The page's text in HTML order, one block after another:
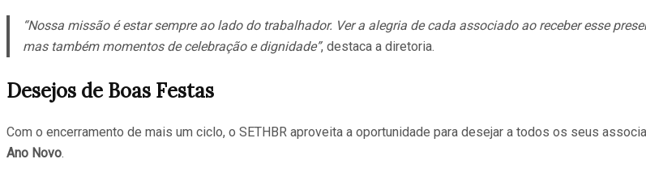
“Nossa missão é estar sempre ao lado do trabalhador. Ver a alegria de cada associado ao receber esse
mas também momentos de celebração e dignidade”, destaca a diretoria.
Desejos de Boas Festas
Com o encerramento de mais um ciclo, o SETHBR aproveita a oportunidade para desejar a todos os seus
Ano Novo.